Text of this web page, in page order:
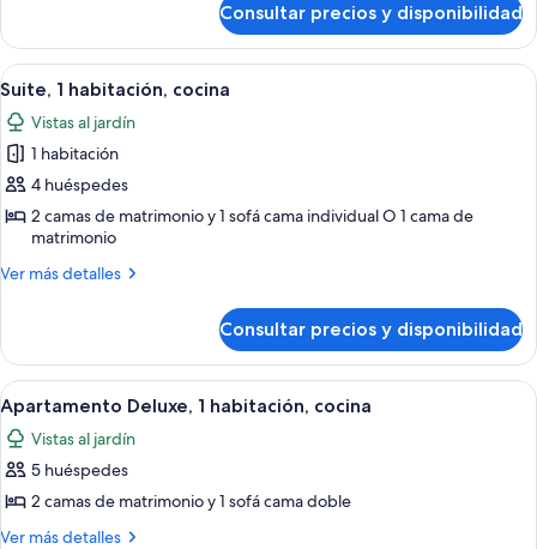
habitación,
cocina
superior,
habitación,
cocina
Consultar precios y disponibilidad
Abrir
todas
las
fotos
de
Suite,
habitación,
Un dormitorio con cama, escritorio,
5
Suite, 1 habitación, cocina
Vistas al jardín
1 habitación
4 huéspedes
2 camas de matrimonio y 1 sofá cama individual O 1 cama de
matrimonio
Ver más detalles
Más
1
habitación,
cocina
Consultar precios y disponibilidad
Abrir
todas
las
fotos
de
Apartamento
Una habitación con dos camas, un
6
Apartamento Deluxe, 1 habitación, cocina
Vistas al jardín
5 huéspedes
2 camas de matrimonio y 1 sofá cama doble
Ver más detalles
Más